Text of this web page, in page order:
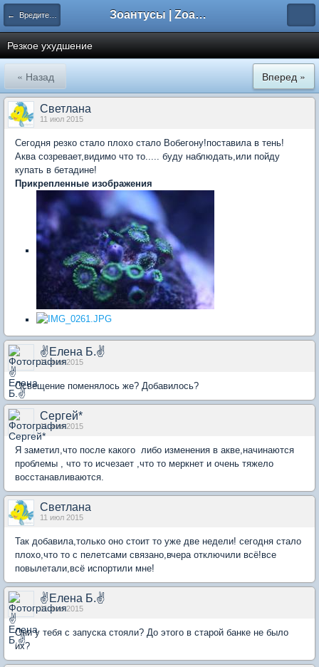
← Вредители, болезни, лечение Зоантусы | Zoasfan.ru
Резкое ухудшение
« Назад Вперед »
Светлана
11 июл 2015
Сегодня резко стало плохо стало Вобегону!поставила в тень!
Аква созревает,видимо что то..... буду наблюдать,или пойду
купать в бетадине!
Прикрепленные изображения
✌Елена Б.✌
11 июл 2015
Освещение поменялось же? Добавилось?
Сергей*
11 июл 2015
Я заметил,что после какого либо изменения в акве,начинаются
проблемы , что то исчезает ,что то меркнет и очень тяжело
восстанавливаются.
Светлана
11 июл 2015
Так добавила,только оно стоит то уже две недели! сегодня стало
плохо,что то с пелетсами связано,вчера отключили всё!все
повылетали,всё испортили мне!
✌Елена Б.✌
11 июл 2015
Они у тебя с запуска стояли? До этого в старой банке не было
их?